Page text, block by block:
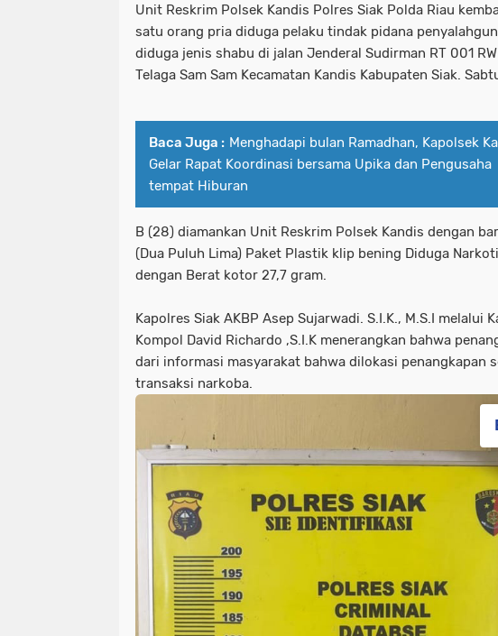
Unit Reskrim Polsek Kandis Polres Siak Polda Riau
satu orang pria diduga pelaku tindak pidana
diduga jenis shabu di jalan Jenderal Sudirman RT 001
Telaga Sam Sam Kecamatan Kandis Kabupaten Siak.
Baca Juga : Menghadapi bulan Ramadhan, Kapolsek
Gelar Rapat Koordinasi bersama Upika dan Pengusaha
tempat Hiburan
B (28) diamankan Unit Reskrim Polsek Kandis dengan
(Dua Puluh Lima) Paket Plastik klip bening Diduga
dengan Berat kotor 27,7 gram.
Kapolres Siak AKBP Asep Sujarwadi. S.I.K., M.S.I melalui
Kompol David Richardo ,S.I.K menerangkan bahwa
dari informasi masyarakat bahwa dilokasi penangkapan
transaksi narkoba.